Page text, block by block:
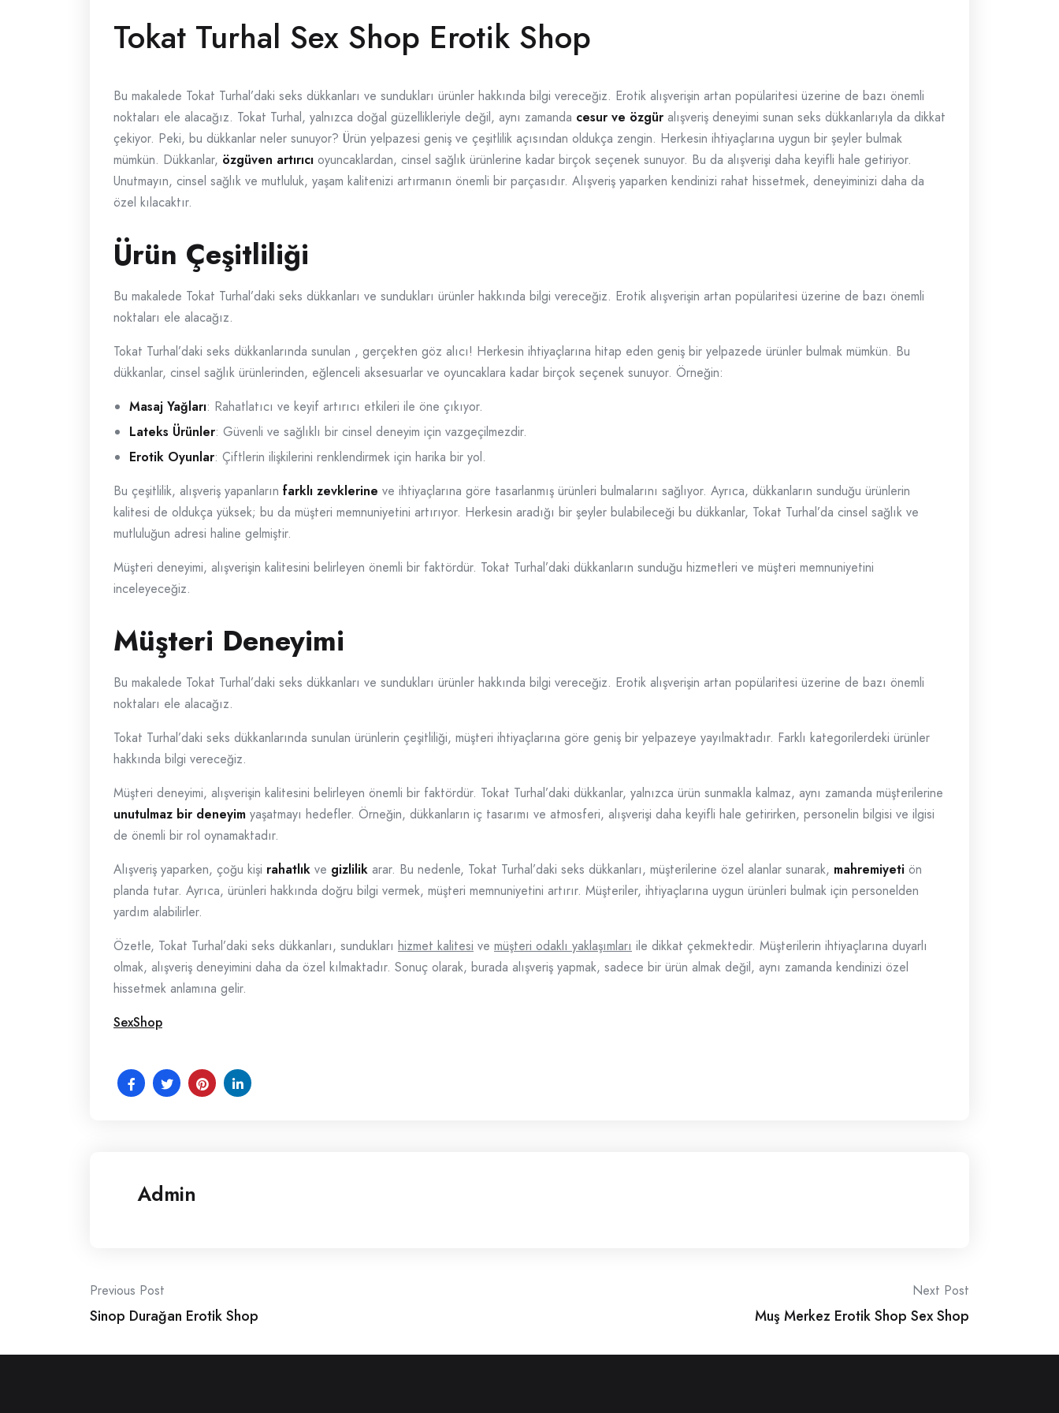
Tokat Turhal Sex Shop Erotik Shop
Bu makalede Tokat Turhal’daki seks dükkanları ve sundukları ürünler hakkında bilgi vereceğiz. Erotik alışverişin artan popülaritesi üzerine de bazı önemli
noktaları ele alacağız. Tokat Turhal, yalnızca doğal güzellikleriyle değil, aynı zamanda cesur ve özgür alışveriş deneyimi sunan seks dükkanlarıyla da dikkat
çekiyor. Peki, bu dükkanlar neler sunuyor? Ürün yelpazesi geniş ve çeşitlilik açısından oldukça zengin. Herkesin ihtiyaçlarına uygun bir şeyler bulmak
mümkün. Dükkanlar, özgüven artırıcı oyuncaklardan, cinsel sağlık ürünlerine kadar birçok seçenek sunuyor. Bu da alışverişi daha keyifli hale getiriyor.
Unutmayın, cinsel sağlık ve mutluluk, yaşam kalitenizi artırmanın önemli bir parçasıdır. Alışveriş yaparken kendinizi rahat hissetmek, deneyiminizi daha da
özel kılacaktır.
Ürün Çeşitliliği
Bu makalede Tokat Turhal’daki seks dükkanları ve sundukları ürünler hakkında bilgi vereceğiz. Erotik alışverişin artan popülaritesi üzerine de bazı önemli
noktaları ele alacağız.
Tokat Turhal’daki seks dükkanlarında sunulan , gerçekten göz alıcı! Herkesin ihtiyaçlarına hitap eden geniş bir yelpazede ürünler bulmak mümkün. Bu
dükkanlar, cinsel sağlık ürünlerinden, eğlenceli aksesuarlar ve oyuncaklara kadar birçok seçenek sunuyor. Örneğin:
Masaj Yağları: Rahatlatıcı ve keyif artırıcı etkileri ile öne çıkıyor.
Lateks Ürünler: Güvenli ve sağlıklı bir cinsel deneyim için vazgeçilmezdir.
Erotik Oyunlar: Çiftlerin ilişkilerini renklendirmek için harika bir yol.
Bu çeşitlilik, alışveriş yapanların farklı zevklerine ve ihtiyaçlarına göre tasarlanmış ürünleri bulmalarını sağlıyor. Ayrıca, dükkanların sunduğu ürünlerin
kalitesi de oldukça yüksek; bu da müşteri memnuniyetini artırıyor. Herkesin aradığı bir şeyler bulabileceği bu dükkanlar, Tokat Turhal’da cinsel sağlık ve
mutluluğun adresi haline gelmiştir.
Müşteri deneyimi, alışverişin kalitesini belirleyen önemli bir faktördür. Tokat Turhal’daki dükkanların sunduğu hizmetleri ve müşteri memnuniyetini
inceleyeceğiz.
Müşteri Deneyimi
Bu makalede Tokat Turhal’daki seks dükkanları ve sundukları ürünler hakkında bilgi vereceğiz. Erotik alışverişin artan popülaritesi üzerine de bazı önemli
noktaları ele alacağız.
Tokat Turhal’daki seks dükkanlarında sunulan ürünlerin çeşitliliği, müşteri ihtiyaçlarına göre geniş bir yelpazeye yayılmaktadır. Farklı kategorilerdeki ürünler
hakkında bilgi vereceğiz.
Müşteri deneyimi, alışverişin kalitesini belirleyen önemli bir faktördür. Tokat Turhal’daki dükkanlar, yalnızca ürün sunmakla kalmaz, aynı zamanda müşterilerine
unutulmaz bir deneyim yaşatmayı hedefler. Örneğin, dükkanların iç tasarımı ve atmosferi, alışverişi daha keyifli hale getirirken, personelin bilgisi ve ilgisi
de önemli bir rol oynamaktadır.
Alışveriş yaparken, çoğu kişi rahatlık ve gizlilik arar. Bu nedenle, Tokat Turhal’daki seks dükkanları, müşterilerine özel alanlar sunarak, mahremiyeti ön
planda tutar. Ayrıca, ürünleri hakkında doğru bilgi vermek, müşteri memnuniyetini artırır. Müşteriler, ihtiyaçlarına uygun ürünleri bulmak için personelden
yardım alabilirler.
Özetle, Tokat Turhal’daki seks dükkanları, sundukları hizmet kalitesi ve müşteri odaklı yaklaşımları ile dikkat çekmektedir. Müşterilerin ihtiyaçlarına duyarlı
olmak, alışveriş deneyimini daha da özel kılmaktadır. Sonuç olarak, burada alışveriş yapmak, sadece bir ürün almak değil, aynı zamanda kendinizi özel
hissetmek anlamına gelir.
SexShop
Admin
Post
navigation
Previous Post
Sinop Durağan Erotik Shop
Next Post
Muş Merkez Erotik Shop Sex Shop